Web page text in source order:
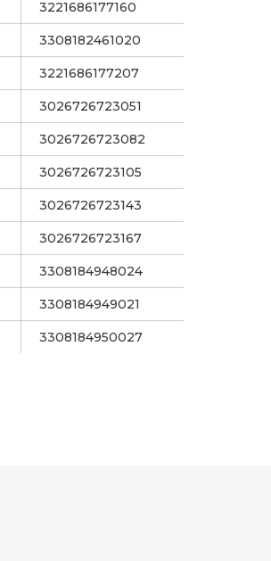
3221686177160
3308182461020
3221686177207
3026726723051
3026726723082
3026726723105
3026726723143
3026726723167
3308184948024
3308184949021
3308184950027